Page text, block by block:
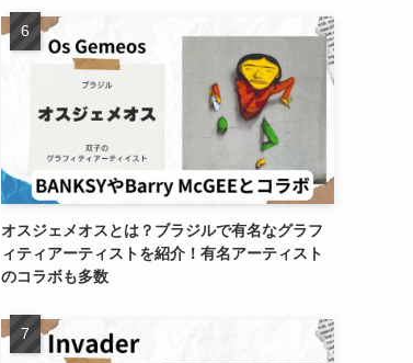
オスジェメオスとは？ブラジルで有名なグラフ
ィティアーティストを紹介！有名アーティスト
のコラボも多数